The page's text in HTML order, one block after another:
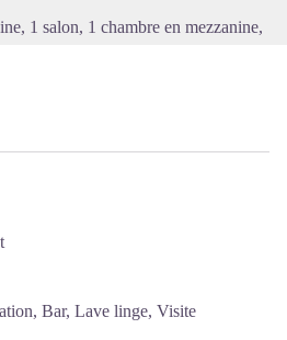
1 salon, 1 chambre en mezzanine,
Bar, Lave linge, Visite